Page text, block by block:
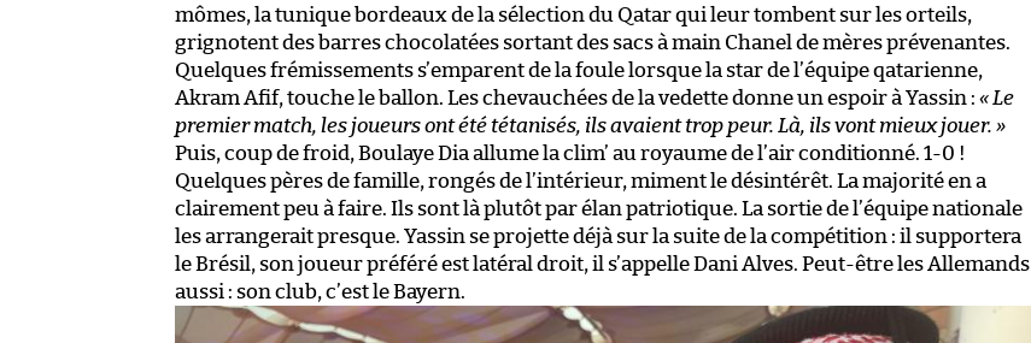
mômes, la tunique bordeaux de la sélection du Qatar qui leur tombent sur les orteils,
grignotent des barres chocolatées sortant des sacs à main Chanel de mères prévenantes.
Quelques frémissements s’emparent de la foule lorsque la star de l’équipe qatarienne,
Akram Afif, touche le ballon. Les chevauchées de la vedette donne un espoir à Yassin : « Le
premier match, les joueurs ont été tétanisés, ils avaient trop peur. Là, ils vont mieux jouer. »
Puis, coup de froid, Boulaye Dia allume la clim’ au royaume de l’air conditionné. 1-0 !
Quelques pères de famille, rongés de l’intérieur, miment le désintérêt. La majorité en a
clairement peu à faire. Ils sont là plutôt par élan patriotique. La sortie de l’équipe nationale
les arrangerait presque. Yassin se projette déjà sur la suite de la compétition : il supportera
le Brésil, son joueur préféré est latéral droit, il s’appelle Dani Alves. Peut-être les Allemands
aussi : son club, c’est le Bayern.